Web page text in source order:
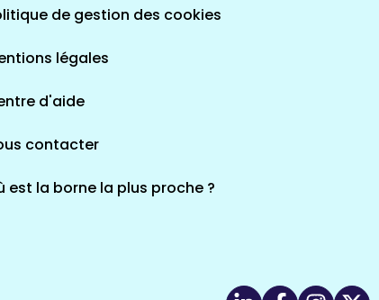
de gestion des cookies
légales
d'aide
contacter
est la borne la plus proche ?